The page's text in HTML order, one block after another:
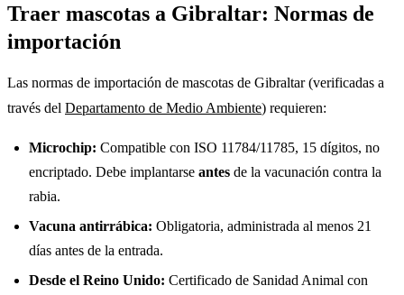
Traer mascotas a Gibraltar: Normas de
importación
Las normas de importación de mascotas de Gibraltar (verificadas a
través del Departamento de Medio Ambiente) requieren:
Microchip: Compatible con ISO 11784/11785, 15 dígitos, no
encriptado. Debe implantarse antes de la vacunación contra la
rabia.
Vacuna antirrábica: Obligatoria, administrada al menos 21
días antes de la entrada.
Desde el Reino Unido: Certificado de Sanidad Animal con